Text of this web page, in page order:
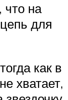
что на
для
как в
хватает,